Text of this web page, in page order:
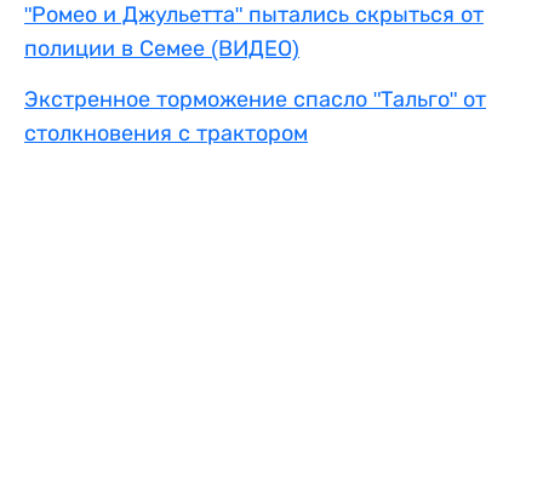
"Ромео и Джульетта" пытались скрыться от
полиции в Семее (ВИДЕО)
Экстренное торможение спасло "Тальго" от
столкновения с трактором